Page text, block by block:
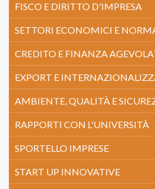
FISCO E DIRITTO D'IMPRESA
SETTORI ECONOMICI E
CREDITO E FINANZA
EXPORT E
AMBIENTE, QUALITÀ E
RAPPORTI CON L'UNIVERSITÀ
SPORTELLO IMPRESE
START UP INNOVATIVE